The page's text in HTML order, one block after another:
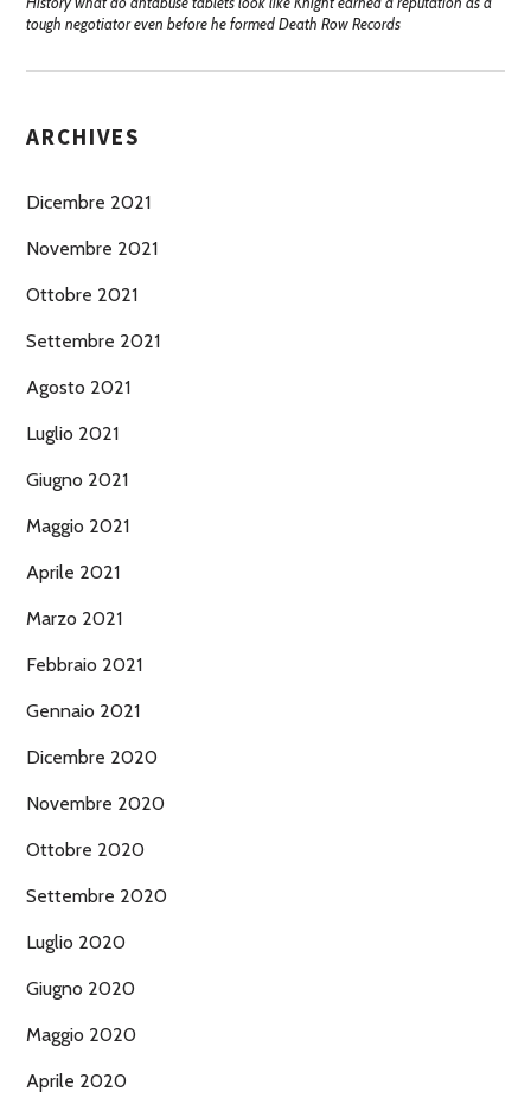
tough negotiator even before he formed Death Row Records
ARCHIVES
Dicembre 2021
Novembre 2021
Ottobre 2021
Settembre 2021
Agosto 2021
Luglio 2021
Giugno 2021
Maggio 2021
Aprile 2021
Marzo 2021
Febbraio 2021
Gennaio 2021
Dicembre 2020
Novembre 2020
Ottobre 2020
Settembre 2020
Luglio 2020
Giugno 2020
Maggio 2020
Aprile 2020